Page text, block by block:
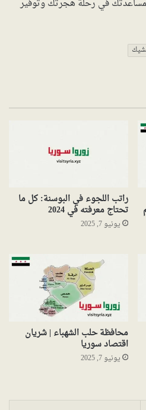
في رحلة هجرتك وتوفير
راتب اللجوء في البوسنة: كل ما
تحتاج معرفته في 2024
يونيو 7, 2025
محافظة حلب الشهباء | شريان
اقتصاد سوريا
يونيو 7, 2025